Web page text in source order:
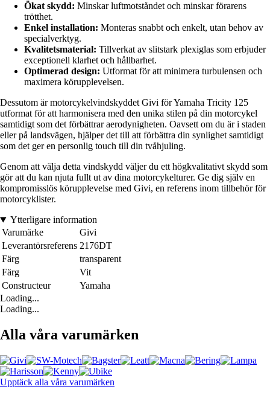
Ökat skydd: Minskar luftmotståndet och minskar förarens
trötthet.
Enkel installation: Monteras snabbt och enkelt, utan behov av
specialverktyg.
Kvalitetsmaterial: Tillverkat av slitstark plexiglas som erbjuder
exceptionell klarhet och hållbarhet.
Optimerad design: Utformat för att minimera turbulensen och
maximera körupplevelsen.
Dessutom är motorcykelvindskyddet Givi för Yamaha Tricity 125
utformat för att harmonisera med den unika stilen på din motorcykel
samtidigt som det förbättrar aerodynigheten. Oavsett om du är i staden
eller på landsvägen, hjälper det till att förbättra din synlighet samtidigt
som det ger en personlig touch till din tvåhjuling.
Genom att välja detta vindskydd väljer du ett högkvalitativt skydd som
gör att du kan njuta fullt ut av dina motorcykelturer. Ge dig själv en
kompromisslös körupplevelse med Givi, en referens inom tillbehör för
motorcyklister.
Ytterligare information
Varumärke
Givi
Leverantörsreferens 2176DT
Färg
transparent
Färg
Vit
Constructeur
Yamaha
Loading...
Loading...
Alla våra varumärken
Upptäck alla våra varumärken